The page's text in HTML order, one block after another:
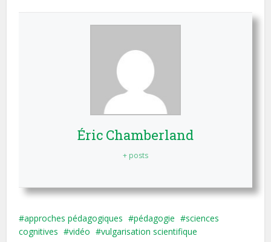
Éric Chamberland
+ posts
approches pédagogiques pédagogie
sciences
cognitives
vidéo vulgarisation scientifique